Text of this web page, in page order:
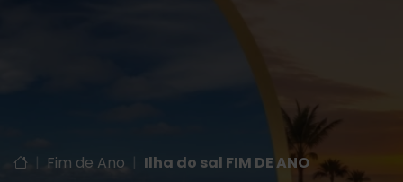
| Fim de Ano | Ilha do sal FIM DE ANO